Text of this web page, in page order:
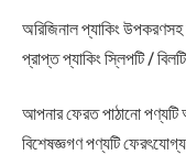
অরিজিনাল প্যাকিং
প্রাপ্ত প্যাকিং স্লিপটি /
আপনার ফেরত পাঠানো
বিশেষজ্ঞগণ পণ্যটি